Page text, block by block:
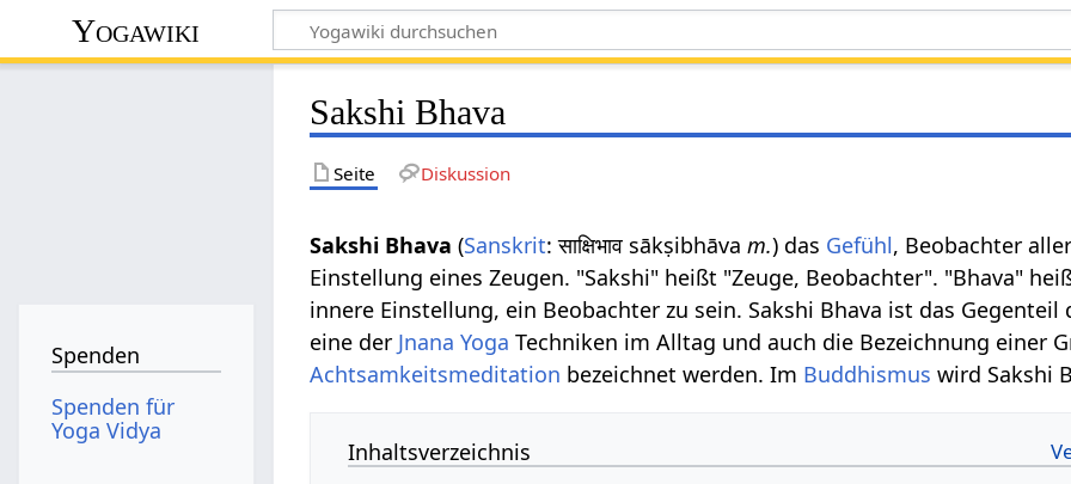
Yogawiki
Sakshi Bhava
Seite Diskussion
Sakshi Bhava (Sanskrit: साक्षिभाव sākṣibhāvam.) das Gefühl, Beobachter
Einstellung eines Zeugen. "Sakshi" heißt "Zeuge, Beobachter". "Bhava"
innere Einstellung, ein Beobachter zu sein. Sakshi Bhava ist das
eine der Jnana Yoga Techniken im Alltag und auch die Bezeichnung einer
Achtsamkeitsmeditation bezeichnet werden. Im Buddhismus wird Sakshi
Inhaltsverzeichnis
Spenden
Spenden für
Yoga Vidya